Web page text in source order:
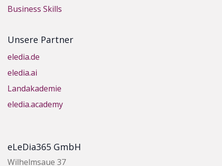
Business Skills
Unsere Partner
eledia.de
eledia.ai
Landakademie
eledia.academy
eLeDia365 GmbH
Wilhelmsaue 37